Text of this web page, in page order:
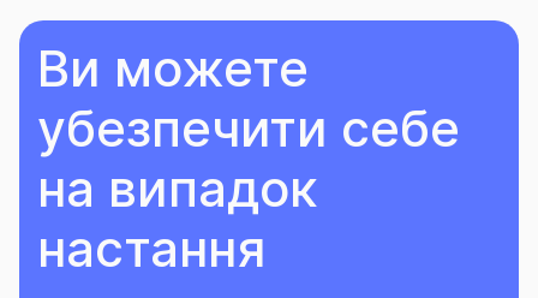
Ви можете
убезпечити себе
на випадок
настання